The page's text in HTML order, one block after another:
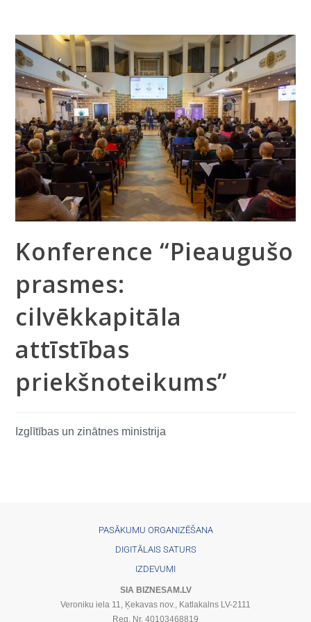
Konference “Pieaugušo
prasmes:
cilvēkkapitāla
attīstības
priekšnoteikums”
Izglītības un zinātnes ministrija
PASĀKUMU ORGANIZĒŠANA
DIGITĀLAIS SATURS
IZDEVUMI
SIA BIZNESAM.LV
Veroniku iela 11, Ķekavas nov., Katlakalns LV-2111
Reg. Nr. 40103468819